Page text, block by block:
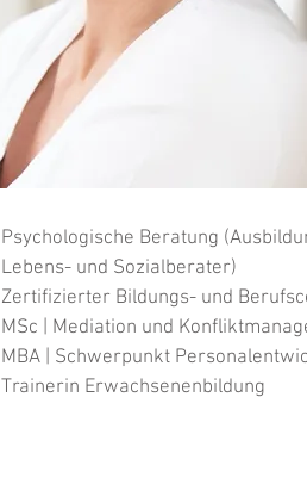
Psychologische Beratung
Lebens- und Sozialberater)
Zertifizierter Bildungs- und
MSc | Mediation und
MBA | Schwerpunkt
Trainerin Erwachsenenbildung